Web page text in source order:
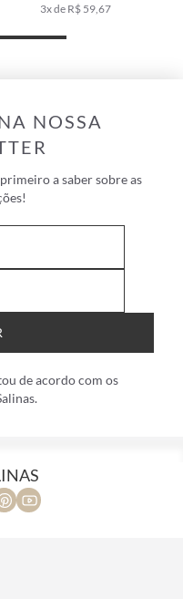
3x de R$ 59,67
NOSSA
a saber sobre as
de acordo com os